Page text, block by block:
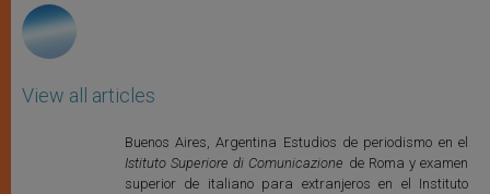
View all articles
Buenos Aires, Argentina Estudios de periodismo en el
Istituto Superiore di Comunicazione de Roma y examen
superior de italiano para extranjeros en el Instituto